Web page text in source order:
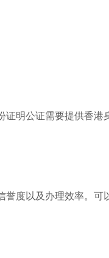
明公证需要提供香
度以及办理效率。